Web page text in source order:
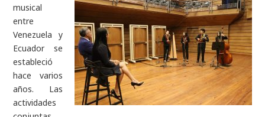
musical
entre
Venezuela y
Ecuador se
estableció
hace varios
años. Las
actividades